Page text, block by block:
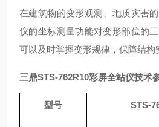
在建筑物的变形观测、地质灾害
仪的坐标测量功能对变形部位的
可以及时掌握变形规律，保障结构
三鼎STS-762R10彩屏全站仪技术
型号 STS-